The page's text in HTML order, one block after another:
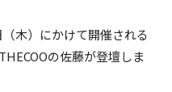
木）にかけて開催される
の佐藤が登壇しま